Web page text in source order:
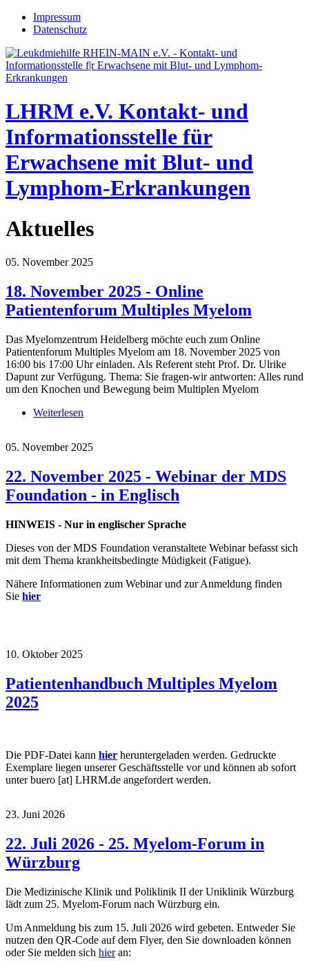
Jump to navigation
Impressum
Datenschutz
LHRM e.V. Kontakt- und
Informationsstelle für
Erwachsene mit Blut- und
Lymphom-Erkrankungen
Aktuelles
05. November 2025
18. November 2025 - Online
Patientenforum Multiples Myelom
Das Myelomzentrum Heidelberg möchte euch zum Online
Patientenforum Multiples Myelom am 18. November 2025 von
16:00 bis 17:00 Uhr einladen. Als Referent steht Prof. Dr. Ulrike
Dapunt zur Verfügung. Thema: Sie fragen-wir antworten: Alles rund
um den Knochen und Bewegung beim Multiplen Myelom
Weiterlesen
05. November 2025
22. November 2025 - Webinar der MDS
Foundation - in Englisch
HINWEIS - Nur in englischer Sprache
Dieses von der MDS Foundation veranstaltete Webinar befasst sich
mit dem Thema krankheitsbedingte Müdigkeit (Fatigue).
Nähere Informationen zum Webinar und zur Anmeldung finden
Sie hier
10. Oktober 2025
Patientenhandbuch Multiples Myelom
2025
Die PDF-Datei kann hier heruntergeladen werden. Gedruckte
Exemplare liegen unserer Geschäftsstelle vor und können ab sofort
unterbuero [at] LHRM.de angefordert werden.
23. Juni 2026
22. Juli 2026 - 25. Myelom-Forum in
Würzburg
Die Medizinische Klinik und Poliklinik II der Uniklinik Würzburg
lädt zum 25. Myelom-Forum nach Würzburg ein.
Um Anmeldung bis zum 15. Juli 2026 wird gebeten. Entweder Sie
nutzen den QR-Code auf dem Flyer, den Sie downloaden können
oder Sie melden sich hieran: